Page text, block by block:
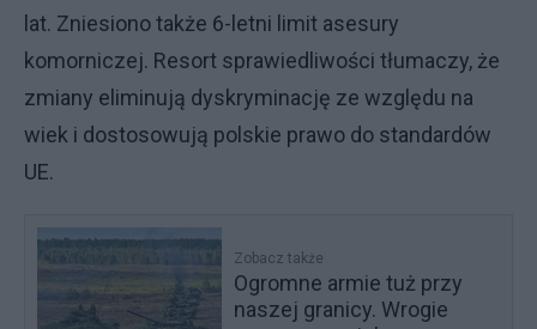
lat. Zniesiono także 6-letni limit asesury
komorniczej. Resort sprawiedliwości tłumaczy, że
zmiany eliminują dyskryminację ze względu na
wiek i dostosowują polskie prawo do standardów
UE.
Zobacz także
Ogromne armie tuż przy
naszej granicy. Wrogie